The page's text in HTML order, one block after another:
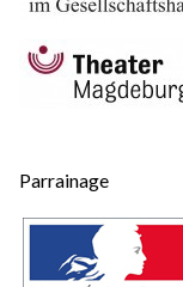
Parrainage